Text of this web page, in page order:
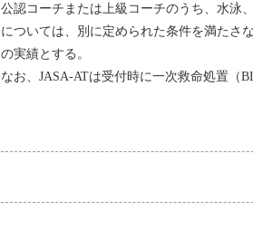
公認コーチまたは上級コーチのうち、水泳
については、別に定められた条件を満たさ
の実績とする。
なお、JASA-ATは受付時に一次救命処置（